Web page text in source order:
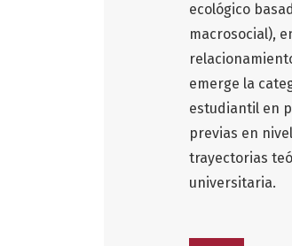
ecológico
macrosocial),
emerge la
estudiantil en
previas en
trayectorias
universitaria.